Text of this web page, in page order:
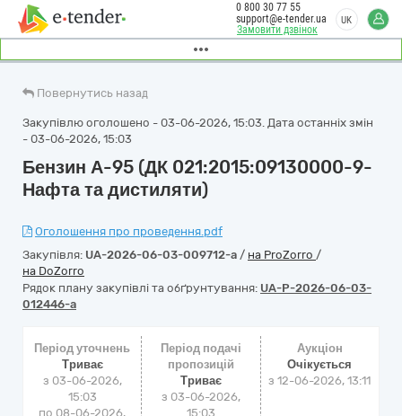
Замовити дзвінок
0 800 30 77 55
support@e-tender.ua
UK
Повернутись назад
Закупівлю оголошено - 03-06-2026, 15:03. Дата останніх змін
- 03-06-2026, 15:03
Бензин А-95 (ДК 021:2015:09130000-9-
Нафта та дистиляти)
Оголошення про проведення.pdf
Закупівля: UA-2026-06-03-009712-a / на ProZorro /
на DoZorro
Рядок плану закупівлі та обґрунтування: UA-P-2026-06-03-
012446-a
Період уточнень
Триває
з 03-06-2026,
15:03
по 08-06-2026,
Період подачі
пропозицій
Триває
з 03-06-2026,
15:03
Аукціон
Очікується
з12-06-2026, 13:11